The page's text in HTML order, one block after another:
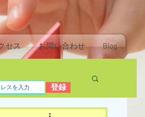
セス お問い合わせ Blog
登録